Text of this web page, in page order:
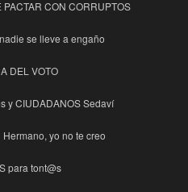
PACTAR CON CORRUPTOS
se lleve a engaño
DEL VOTO
y CIUDADANOS Sedaví
Hermano, yo no te creo
para tont@s